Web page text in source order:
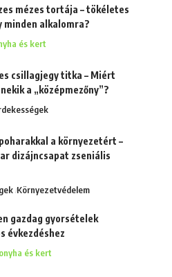
mézes tortája – tökéletes
minden alkalomra?
és kert
csillagjegy titka – Miért
a „középmezőny”?
a környezetért –
dizájncsapat zseniális
Környezetvédelem
gazdag gyorsételek
évkezdéshez
és kert